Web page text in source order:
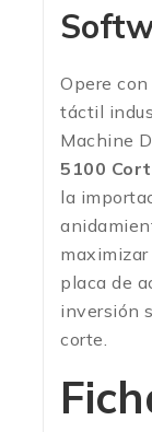
Opere
táctil
Machine
5100
la
placa de
inversión
corte.